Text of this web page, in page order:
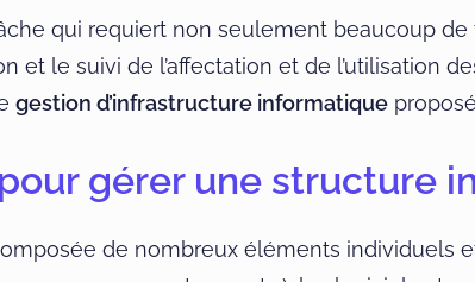
qui requiert non seulement beaucoup
et le suivi de l’affectation et de l’utilisation
gestion d’infrastructure informatique
gérer une structure
de nombreux éléments individuels